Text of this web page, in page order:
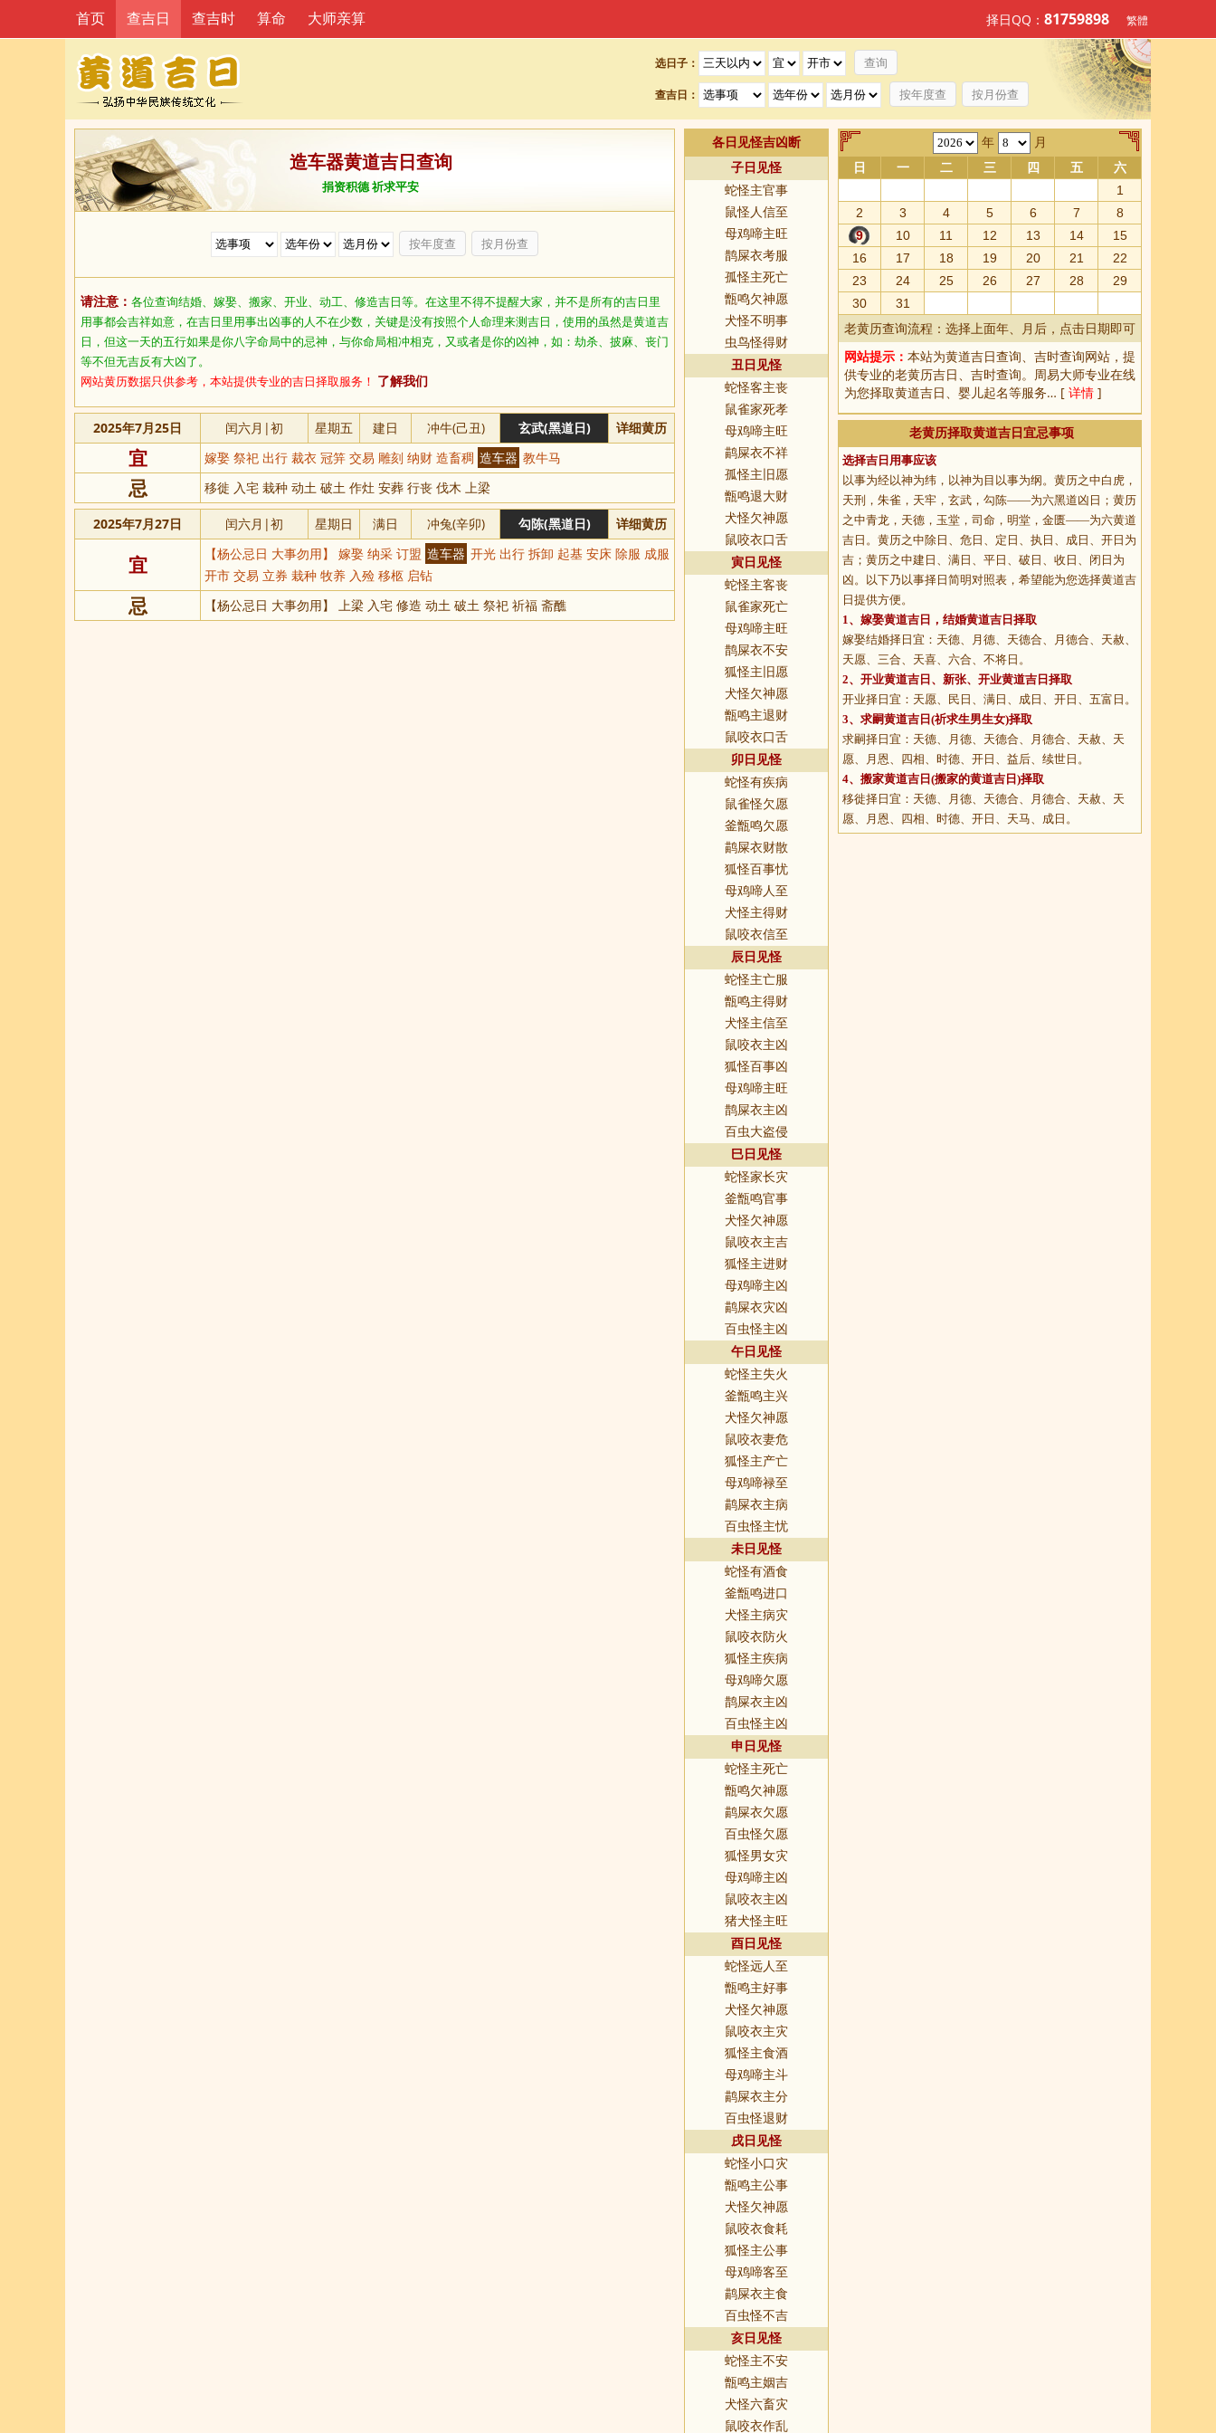
选日子：
查吉日： 按年度查 按月份查
首页 查吉日 查吉时 算命 大师亲算 择日QQ： 81759898 繁體
造车器黄道吉日查询
捐资积德 祈求平安
按年度查 按月份查
请注意： 各位查询结婚、嫁娶、搬家、开业、动工、修造吉日等。在这里不得不提醒大家，并不是所有的吉日里
用事都会吉祥如意，在吉日里用事出凶事的人不在少数，关键是没有按照个人命理来测吉日，使用的虽然是黄道吉
日，但这一天的五行如果是你八字命局中的忌神，与你命局相冲相克，又或者是你的凶神，如：劫杀、披麻、丧门
等不但无吉反有大凶了。
网站黄历数据只供参考，本站提供专业的吉日择取服务！ 了解我们
2025年7月25日 闰六月|初 星期五 建日 冲牛(己丑) 玄武(黑道日) 详细黄历
宜 嫁娶 祭祀 出行 裁衣 冠笄 交易 雕刻 纳财 造畜稠 造车器 教牛马
忌 移徙 入宅 栽种 动土 破土 作灶 安葬 行丧 伐木 上梁
2025年7月27日 闰六月|初 星期日 满日 冲兔(辛卯) 勾陈(黑道日) 详细黄历
宜 【杨公忌日 大事勿用】 嫁娶 纳采 订盟 造车器 开光 出行 拆卸 起基 安床 除服 成服
开市 交易 立券 栽种 牧养 入殓 移柩 启钻
忌 【杨公忌日 大事勿用】 上梁 入宅 修造 动土 破土 祭祀 祈福 斋醮
各日见怪吉凶断
子日见怪
蛇怪主官事
鼠怪人信至
母鸡啼主旺
鹊屎衣考服
孤怪主死亡
甑鸣欠神愿
犬怪不明事
虫鸟怪得财
丑日见怪
蛇怪客主丧
鼠雀家死孝
母鸡啼主旺
鹋屎衣不祥
孤怪主旧愿
甑鸣退大财
犬怪欠神愿
鼠咬衣口舌
寅日见怪
蛇怪主客丧
鼠雀家死亡
母鸡啼主旺
鹊屎衣不安
狐怪主旧愿
犬怪欠神愿
甑鸣主退财
鼠咬衣口舌
卯日见怪
蛇怪有疾病
鼠雀怪欠愿
釜甑鸣欠愿
鹋屎衣财散
狐怪百事忧
母鸡啼人至
犬怪主得财
鼠咬衣信至
辰日见怪
蛇怪主亡服
甑鸣主得财
犬怪主信至
鼠咬衣主凶
狐怪百事凶
母鸡啼主旺
鹊屎衣主凶
百虫大盗侵
巳日见怪
蛇怪家长灾
釜甑鸣官事
犬怪欠神愿
鼠咬衣主吉
狐怪主进财
母鸡啼主凶
鹋屎衣灾凶
百虫怪主凶
午日见怪
蛇怪主失火
釜甑鸣主兴
犬怪欠神愿
鼠咬衣妻危
狐怪主产亡
母鸡啼禄至
鹋屎衣主病
百虫怪主忧
未日见怪
蛇怪有酒食
釜甑鸣进口
犬怪主病灾
鼠咬衣防火
狐怪主疾病
母鸡啼欠愿
鹊屎衣主凶
百虫怪主凶
申日见怪
蛇怪主死亡
甑鸣欠神愿
鹋屎衣欠愿
百虫怪欠愿
狐怪男女灾
母鸡啼主凶
鼠咬衣主凶
猪犬怪主旺
酉日见怪
蛇怪远人至
甑鸣主好事
犬怪欠神愿
鼠咬衣主灾
狐怪主食酒
母鸡啼主斗
鹋屎衣主分
百虫怪退财
戌日见怪
蛇怪小口灾
甑鸣主公事
犬怪欠神愿
鼠咬衣食耗
狐怪主公事
母鸡啼客至
鹋屎衣主食
百虫怪不吉
亥日见怪
蛇怪主不安
甑鸣主姻吉
犬怪六畜灾
鼠咬衣作乱
年 月
日 一 二 三 四 五
六
1
2
3 4 5 6 7
8
9
10 11 12 13 14
15
16
17 18 19 20 21
22
23
24 25 26 27 28
29
30
31
老黄历查询流程：选择上面年、月后，点击日期即可
网站提示： 本站为黄道吉日查询、 吉时查询网站，提
供专业的老黄历吉日、吉时查询。周易大师专业在线
为您择取黄道吉日、婴儿起名等服务… [ 详情 ]
老黄历择取黄道吉日宜忌事项
选择吉日用事应该
以事为经以神为纬，以神为目以事为纲。黄历之中白虎，
天刑，朱雀，天牢，玄武，勾陈——为六黑道凶日；黄历
之中青龙，天德，玉堂，司命，明堂，金匮——为六黄道
吉日。黄历之中除日、危日、定日、执日、成日、开日为
吉；黄历之中建日、满日、平日、破日、收日、闭日为
凶。以下乃以事择日简明对照表，希望能为您选择黄道吉
日提供方便。
1、 嫁娶黄道吉日 ，结婚黄道吉日择取
嫁娶结婚择日宜：天德、月德、天德合、月德合、天赦、
天愿、三合、天喜、六合、不将日。
2、 开业黄道吉日 、新张、开业黄道吉日择取
开业择日宜：天愿、民日、满日、成日、开日、五富日。
3、 求嗣黄道吉日 (祈求生男生女)择取
求嗣择日宜：天德、月德、天德合、月德合、天赦、天
愿、月恩、四相、时德、开日、益后、续世日。
4、 搬家黄道吉日 (搬家的黄道吉日)择取
移徙择日宜：天德、月德、天德合、月德合、天赦、天
愿、月恩、四相、时德、开日、天马、成日。